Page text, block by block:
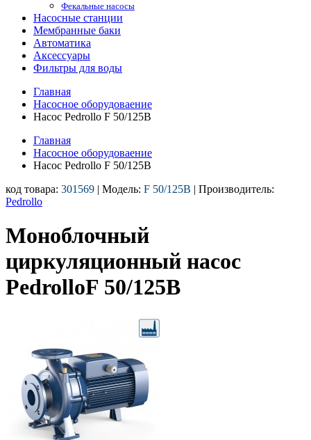
Фекальные насосы
Насосные станции
Мембранные баки
Автоматика
Аксессуары
Фильтры для воды
Главная
Насосное оборудоваение
Насос Pedrollo F 50/125B
Главная
Насосное оборудоваение
Насос Pedrollo F 50/125B
код товара: 301569 | Модель: F 50/125B | Производитель:
Pedrollo
Моноблочный
циркуляционный насос
PedrolloF 50/125B